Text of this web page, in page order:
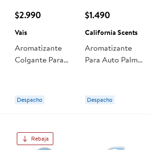
$2.990
Vais
Aromatizante
Colgante Para
Surtido, 1 Un
Vais
Despacho
$1.490
California Scents
Aromatizante
Para Auto Palms
Despacho
Rebaja